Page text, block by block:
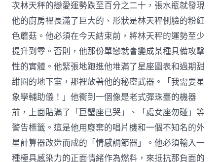
次林天秤的戀愛運勢跌至百分之二十，張水瓶就發現
他的廚房裡長滿了巨大的、形狀是林天秤側臉的粉紅
色蘑菇。他必須在今天結束前，將林天秤的運勢至少
提升到零。否則，他那份單戀就會變成某種具備攻擊
性的實體。他緊張地跑進他堆滿了星座圖表和過期甜
甜圈的地下室，那裡放著他的秘密武器。「我需要星
象學輔助儀！」他衝到一個像是老式彈珠臺的機器
前，上面貼滿了「巨蟹座已哭」、「處女座勿碰」等
警告標籤。這是他用廢棄的唱片機和一個不知名的外
星計算器改造而成的「情感調節器」。他必須輸入一
種極具感染力的正面情緒作為燃料，來抵抗那負面的